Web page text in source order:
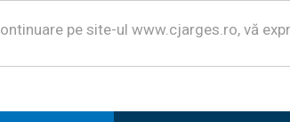
pe site-ul www.cjarges.ro, vă